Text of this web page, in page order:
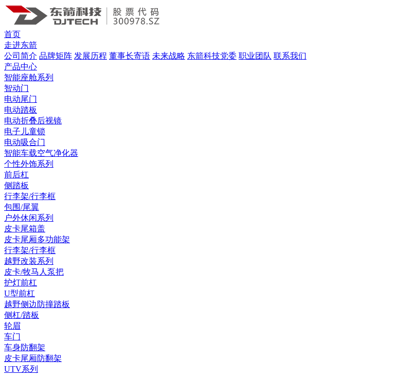
首页
走进东箭
公司简介 品牌矩阵 发展历程 董事长寄语 未来战略 东箭科技党委 职业团队 联系我们
产品中心
智能座舱系列
智动门
电动尾门
电动踏板
电动折叠后视镜
电子儿童锁
电动吸合门
智能车载空气净化器
个性外饰系列
前后杠
侧踏板
行李架/行李框
包围/尾翼
户外休闲系列
皮卡尾箱盖
皮卡尾厢多功能架
行李架/行李框
越野改装系列
皮卡/牧马人泵把
护灯前杠
U型前杠
越野侧边防撞踏板
侧杠/踏板
轮眉
车门
车身防翻架
皮卡尾厢防翻架
UTV系列